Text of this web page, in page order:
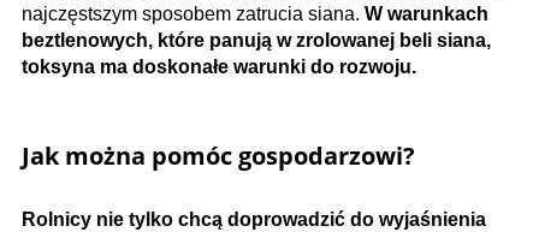
najczęstszym sposobem zatrucia siana. W warunkach
beztlenowych, które panują w zrolowanej beli siana,
toksyna ma doskonałe warunki do rozwoju.
Jak można pomóc gospodarzowi?
Rolnicy nie tylko chcą doprowadzić do wyjaśnienia